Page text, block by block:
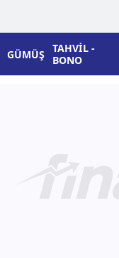
GÜMÜŞ
TAHVİL -
BONO